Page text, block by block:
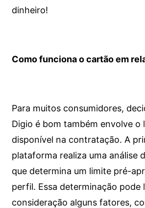
dinheiro!
Como funciona o cartão em
Para muitos consumidores,
Digio é bom também envolve o
disponível na contratação. A
plataforma realiza uma análise
que determina um limite pré-
perfil. Essa determinação pode
consideração alguns fatores,